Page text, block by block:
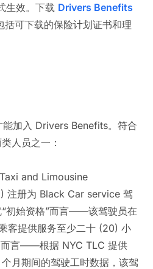
生效。下载 Drivers Benefits
括可下载的保险计划证书和理
能加入 Drivers Benefits。符合
人员之一：
and Limousine
注册为 Black Car service 驾
初始资格”而言——该驾驶员在
客提供服务至少二十 (20) 小
言——根据 NYC TLC 提供
月期间的驾驶工时数据，该驾